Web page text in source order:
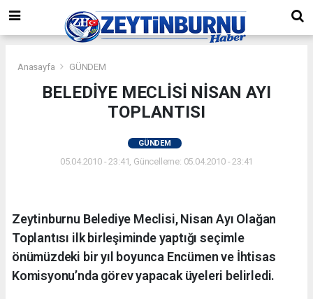
Anasayfa GÜNDEM
BELEDİYE MECLİSİ NİSAN AYI
TOPLANTISI
GÜNDEM
05.04.2010 - 23:41, Güncelleme: 05.04.2010 - 23:41
Zeytinburnu Belediye Meclisi, Nisan Ayı Olağan
Toplantısı ilk birleşiminde yaptığı seçimle
önümüzdeki bir yıl boyunca Encümen ve İhtisas
Komisyonu’nda görev yapacak üyeleri belirledi.